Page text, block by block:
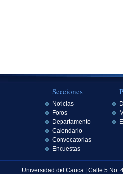
Secciones
Noticias
Foros
Departamento
Calendario
Convocatorias
Encuestas
Universidad del Cauca | Calle 5 No.